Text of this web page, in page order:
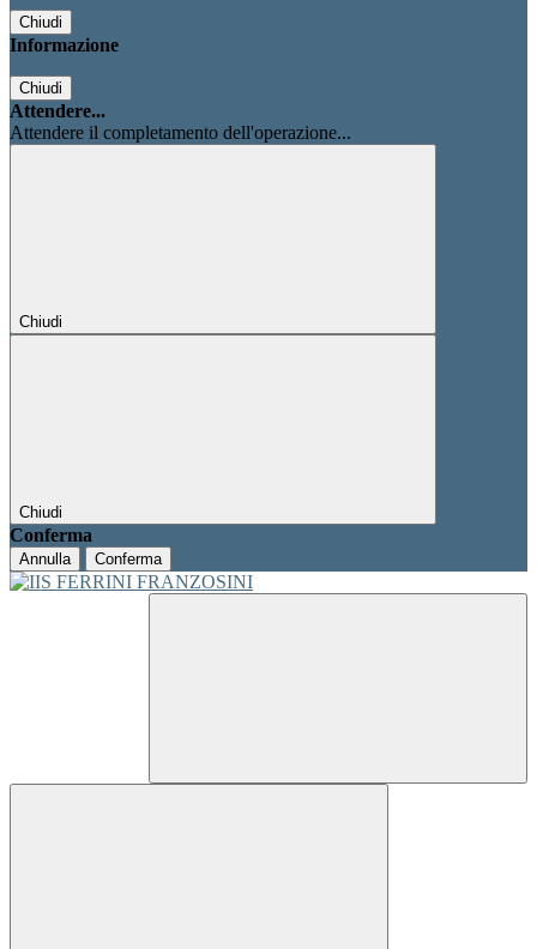
Chiudi
Informazione
Chiudi
Attendere...
Attendere il completamento dell'operazione...
Chiudi
Chiudi
Conferma
Annulla Conferma